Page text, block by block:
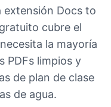
extensión Docs to
cubre el
la mayoría
PDFs limpios y
de plan de clase
de agua.